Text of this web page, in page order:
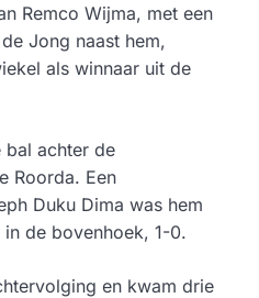
Remco Wijma, met een
Jong naast hem,
als winnaar uit de
bal achter de
Roorda. Een
Duku Dima was hem
de bovenhoek, 1-0.
en kwam drie